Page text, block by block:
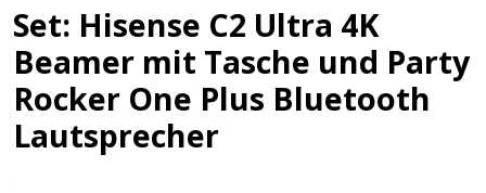
Set: Hisense C2 Ultra 4K
Beamer mit Tasche und Party
Rocker One Plus Bluetooth
Lautsprecher